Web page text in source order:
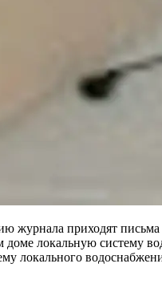
журнала приходят
доме локальную систему
локального